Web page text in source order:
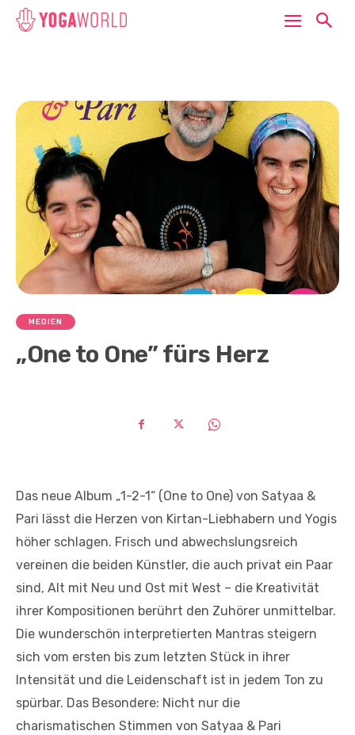
MEDIEN
„One to One” fürs Herz
Das neue Album „1-2-1“ (One to One) von Satyaa &
Pari lässt die Herzen von Kirtan-Liebhabern und Yogis
höher schlagen. Frisch und abwechslungsreich
vereinen die beiden Künstler, die auch privat ein Paar
sind, Alt mit Neu und Ost mit West – die Kreativität
ihrer Kompositionen berührt den Zuhörer unmittelbar.
Die wunderschön interpretierten Mantras steigern
sich vom ersten bis zum letzten Stück in ihrer
Intensität und die Leidenschaft ist in jedem Ton zu
spürbar. Das Besondere: Nicht nur die
charismatischen Stimmen von Satyaa & Pari